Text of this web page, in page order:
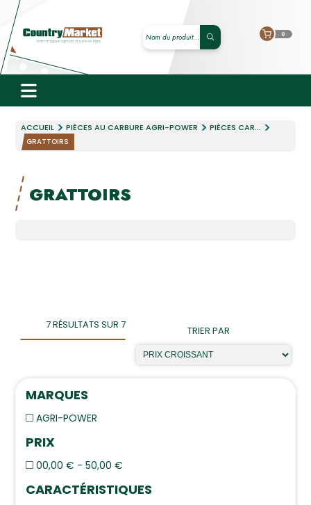
0
ACCUEIL PIÈCES AU CARBURE AGRI-POWER PIÈCES CAR...
GRATTOIRS
GRATTOIRS
TRIER PAR
7 RÉSULTATS SUR 7
MARQUES
AGRI-POWER
PRIX
00,00 € - 50,00 €
CARACTÉRISTIQUES